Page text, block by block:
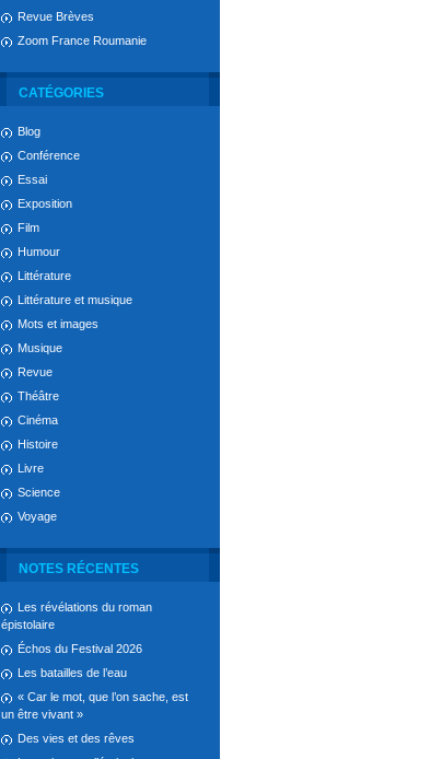
Revue Brèves
Zoom France Roumanie
CATÉGORIES
Blog
Conférence
Essai
Exposition
Film
Humour
Littérature
Littérature et musique
Mots et images
Musique
Revue
Théâtre
Cinéma
Histoire
Livre
Science
Voyage
NOTES RÉCENTES
Les révélations du roman
épistolaire
Échos du Festival 2026
Les batailles de l’eau
« Car le mot, que l’on sache, est
un être vivant »
Des vies et des rêves